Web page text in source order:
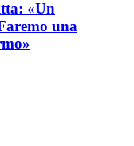
«Un
una